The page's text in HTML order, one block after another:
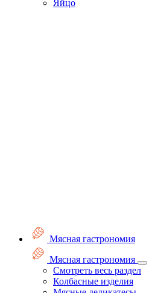
Яйцо
Мясная гастрономия
Мясная гастрономия
Смотреть весь раздел
Колбасные изделия